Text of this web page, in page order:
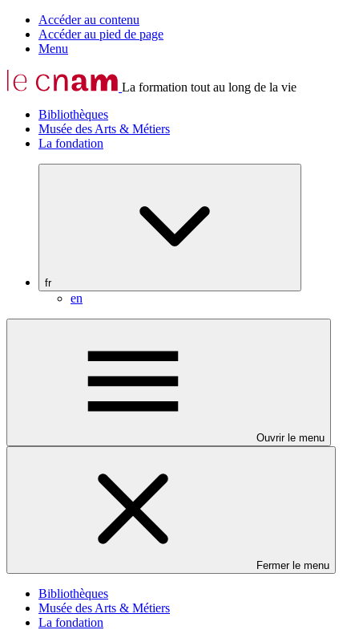
Accéder au contenu
Accéder au pied de page
Menu
La formation tout au long de la vie
Bibliothèques
Musée des Arts & Métiers
La fondation
fr
en
Ouvrir le menu
Fermer le menu
Bibliothèques
Musée des Arts & Métiers
La fondation